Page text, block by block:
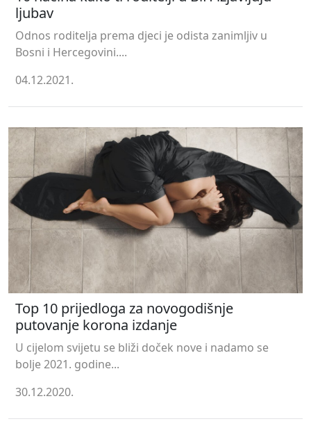
ljubav
Odnos roditelja prema djeci je odista zanimljiv u
Bosni i Hercegovini....
04.12.2021.
Top 10 prijedloga za novogodišnje
putovanje korona izdanje
U cijelom svijetu se bliži doček nove i nadamo se
bolje 2021. godine...
30.12.2020.